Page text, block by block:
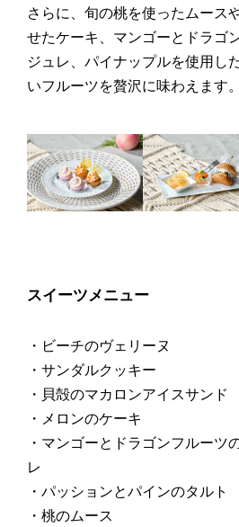
さらに、旬の桃を使ったムース
せたケーキ、マンゴーとドラゴ
ジュレ、パイナップルを使用し
いフルーツを贅沢に味わえます。
スイーツメニュー
・ビーチのヴェリーヌ
・サンダルクッキー
・貝殻のマカロンアイスサンド
・メロンのケーキ
・マンゴーとドラゴンフルーツ
レ
・パッションとパインのタルト
・桃のムース